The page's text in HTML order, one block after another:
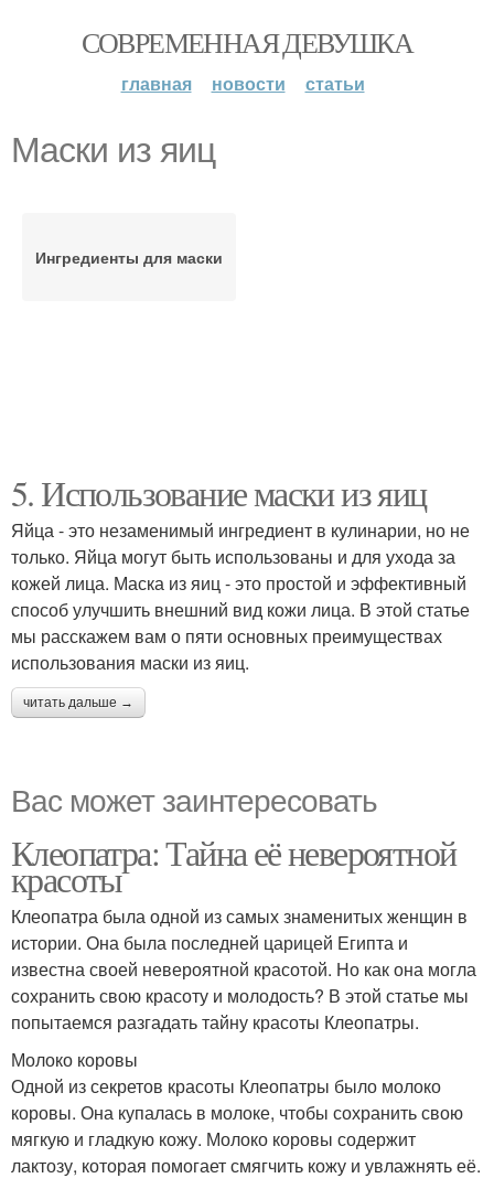
СОВРЕМЕННАЯ ДЕВУШКА
главная новости статьи
Маски из яиц
Ингредиенты для маски
5. Использование маски из яиц
Яйца - это незаменимый ингредиент в кулинарии, но не
только. Яйца могут быть использованы и для ухода за
кожей лица. Маска из яиц - это простой и эффективный
способ улучшить внешний вид кожи лица. В этой статье
мы расскажем вам о пяти основных преимуществах
использования маски из яиц.
читать дальше →
Вас может заинтересовать
Клеопатра: Тайна её невероятной
красоты
Клеопатра была одной из самых знаменитых женщин в
истории. Она была последней царицей Египта и
известна своей невероятной красотой. Но как она могла
сохранить свою красоту и молодость? В этой статье мы
попытаемся разгадать тайну красоты Клеопатры.
Молоко коровы
Одной из секретов красоты Клеопатры было молоко
коровы. Она купалась в молоке, чтобы сохранить свою
мягкую и гладкую кожу. Молоко коровы содержит
лактозу, которая помогает смягчить кожу и увлажнять её.